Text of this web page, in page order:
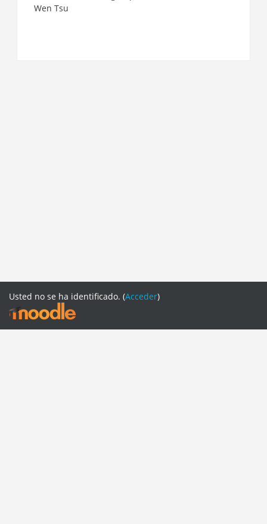
Wen Tsu
Usted no se ha identificado. (Acceder)